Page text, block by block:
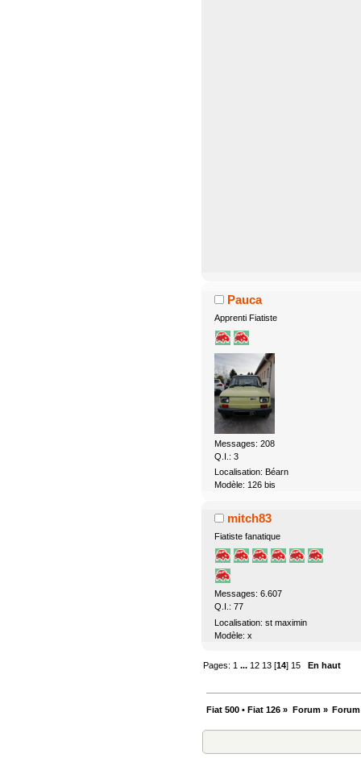
Pauca
Apprenti Fiatiste
Messages: 208
Q.I.: 3
Localisation: Béarn
Modèle: 126 bis
mitch83
Fiatiste fanatique
Messages: 6.607
Q.I.: 77
Localisation: st maximin
Modèle: x
Pages: 1 ... 12 13 [14] 15 En haut
Fiat 500 • Fiat 126 » Forum»